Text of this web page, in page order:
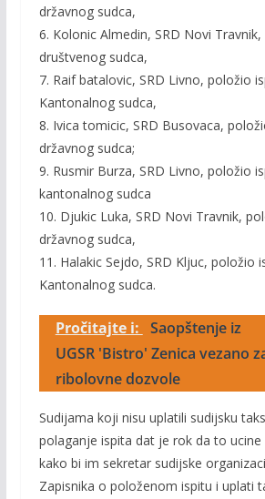
državnog sudca,
6. Kolonic Almedin, SRD Novi
društvenog sudca,
7. Raif batalovic, SRD Livno, položio
Kantonalnog sudca,
8. Ivica tomicic, SRD Busovaca,
državnog sudca;
9. Rusmir Burza, SRD Livno, položio
kantonalnog sudca
10. Djukic Luka, SRD Novi Travnik,
državnog sudca,
11. Halakic Sejdo, SRD Kljuc, položio
Kantonalnog sudca.
Pročitajte i: Saopštenje iz
UGSR 'Bistro' Zenica vezano
ribolovne dozvole
Sudijama koji nisu uplatili sudijsku
polaganje ispita dat je rok da to
kako bi im sekretar sudijske
Zapisnika o položenom ispitu i uplati